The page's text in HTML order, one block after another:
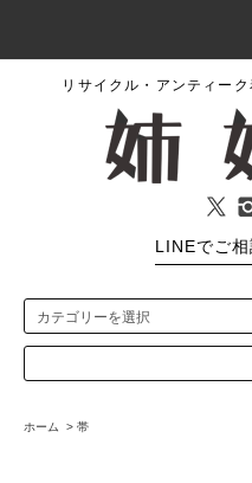
リサイクル・アンティー
LINEでご
ホーム > 帯